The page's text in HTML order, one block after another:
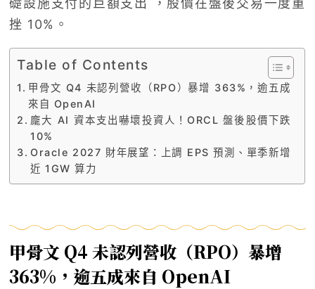
礎設施支付的巨額支出 ，股價在盤後交易一度重
挫 10%。
Table of Contents
甲骨文 Q4 未認列營收（RPO）暴增 363%，逾五成
來自 OpenAI
龐大 AI 資本支出嚇壞投資人！ORCL 盤後股價下跌
10%
Oracle 2027 財年展望：上調 EPS 預測、單季新增
近 1GW 算力
甲骨文 Q4 未認列營收（RPO）暴增
363%，逾五成來自 OpenAI